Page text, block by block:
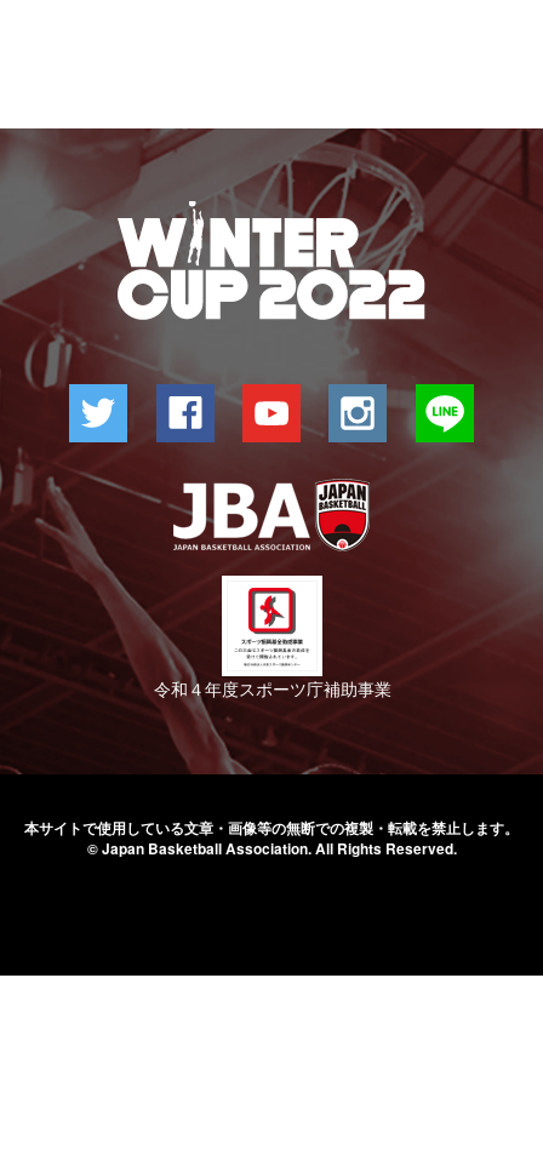
令和４年度スポーツ庁補助事業
本サイトで使用している文章・画像等の無断での複製・転載を禁止します。
© Japan Basketball Association.All Rights Reserved.